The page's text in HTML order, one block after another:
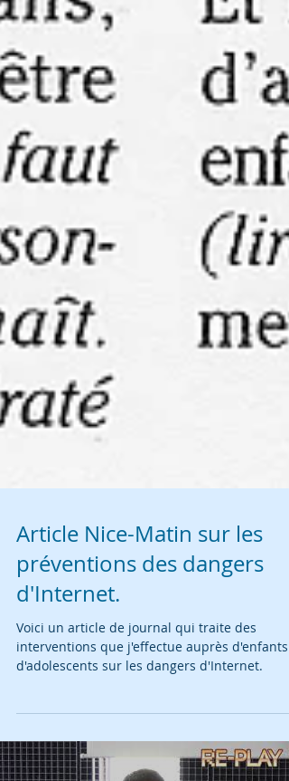
Article Nice-Matin sur les
préventions des dangers
d'Internet.
interventions que j'effectue auprès d'enfants
d'adolescents sur les dangers d'Internet.